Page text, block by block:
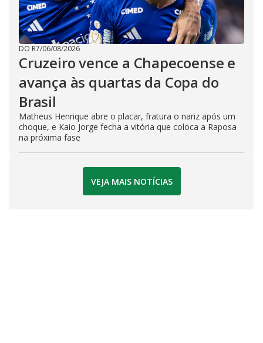
DO R7/06/08/2026
Cruzeiro vence a Chapecoense e
avança às quartas da Copa do
Brasil
Matheus Henrique abre o placar, fratura o nariz após um
choque, e Kaio Jorge fecha a vitória que coloca a Raposa
na próxima fase
VEJA MAIS NOTÍCIAS